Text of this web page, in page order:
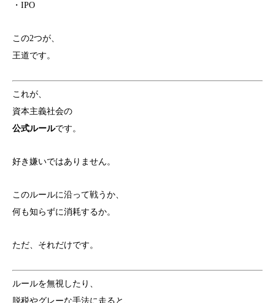
・IPO
この2つが、
王道です。
これが、
資本主義社会の
公式ルールです。
好き嫌いではありません。
このルールに沿って戦うか、
何も知らずに消耗するか。
ただ、それだけです。
ルールを無視したり、
脱税やグレーな手法に走ると、